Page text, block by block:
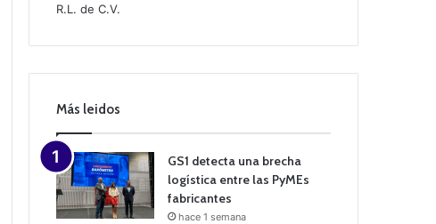
p
i
n
R.L. de C.V.
Más leidos
GS1 detecta una brecha
logística entre las PyMEs
fabricantes
hace 1 semana